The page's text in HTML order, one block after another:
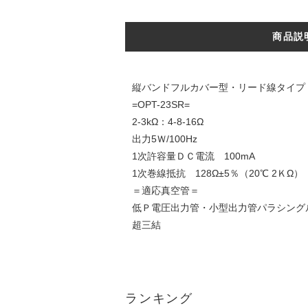
商品説
縦バンドフルカバー型・リード線タイプ
=OPT-23SR=
2-3kΩ：4-8-16Ω
出力5Ｗ/100Hz
1次許容量ＤＣ電流 100mA
1次巻線抵抗 128Ω±5％（20℃ 2ＫΩ）
＝適応真空管＝
低Ｐ電圧出力管・小型出力管パラシング
超三結
ランキング